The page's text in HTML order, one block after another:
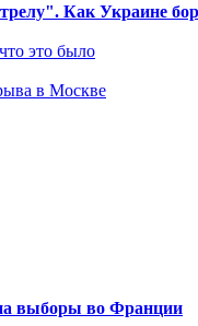
Как Украине
это было
в Москве
выборы во Франции